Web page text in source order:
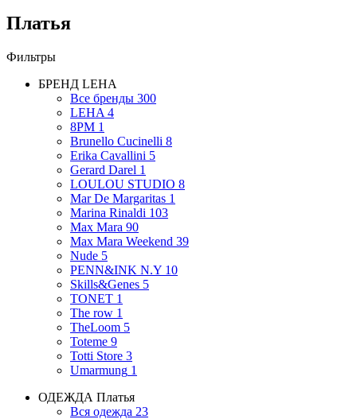
Платья
Фильтры
БРЕНД LEHA
Все бренды 300
LEHA 4
8PM 1
Brunello Cucinelli 8
Erika Cavallini 5
Gerard Darel 1
LOULOU STUDIO 8
Mar De Margaritas 1
Marina Rinaldi 103
Max Mara 90
Max Mara Weekend 39
Nude 5
PENN&INK N.Y 10
Skills&Genes 5
TONET 1
The row 1
TheLoom 5
Toteme 9
Totti Store 3
Umarmung 1
ОДЕЖДА Платья
Вся одежда 23